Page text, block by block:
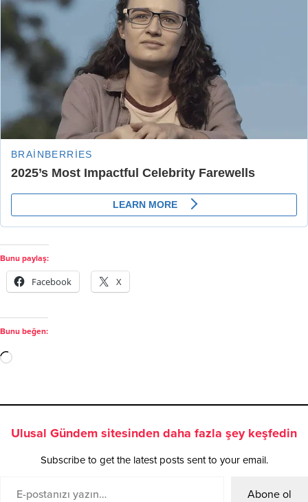
Bunu paylaş:
Facebook X
Bunu beğen:
Ulusal Gündem sitesinden daha fazla şey keşfedin
Subscribe to get the latest posts sent to your email.
Abone ol